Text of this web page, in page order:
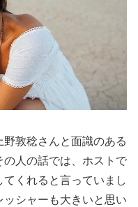
敦稔さんと面識のある
人の話では、ホストで
くれると言っていまし
シャーも大きいと思い